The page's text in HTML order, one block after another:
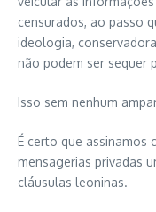
censurados, ao passo
ideologia,
não podem ser sequer
Isso sem nenhum
É certo que assinamos
mensagerias privadas
cláusulas leoninas.